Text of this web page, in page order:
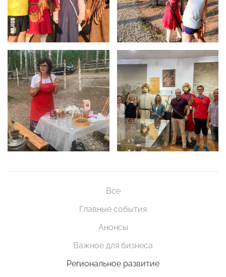
Все
Главные события
Анонсы
Важное для бизнеса
Региональное развитие